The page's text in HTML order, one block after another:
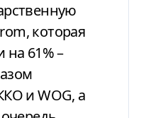
которая
на 61% –
и WOG, а